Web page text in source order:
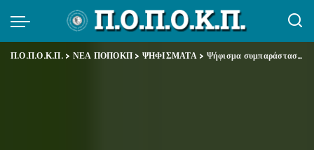
Π.Ο.Π.Ο.Κ.Π.> ΝΕΑ ΠΟΠΟΚΠ > ΨΗΦΙΣΜΑΤΑ> Ψήφισμα συμπαράστασης και αλληλεγγύης στους αγωνιστές του κινήματος κατά των πλειστηριασμών λαϊκής κατοικίας